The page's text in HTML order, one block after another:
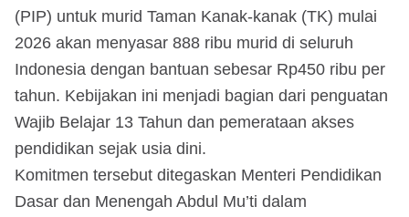
(PIP) untuk murid Taman Kanak-kanak (TK) mulai
2026 akan menyasar 888 ribu murid di seluruh
Indonesia dengan bantuan sebesar Rp450 ribu per
tahun. Kebijakan ini menjadi bagian dari penguatan
Wajib Belajar 13 Tahun dan pemerataan akses
pendidikan sejak usia dini.
Komitmen tersebut ditegaskan Menteri Pendidikan
Dasar dan Menengah Abdul Mu’ti dalam